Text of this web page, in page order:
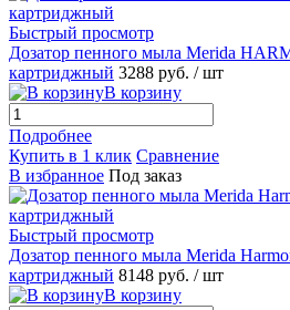
Быстрый просмотр
Дозатор пенного мыла Merida
картриджный 3288 руб. / шт
В корзину
Подробнее
Купить в 1 клик Сравнение
В избранное Под заказ
Быстрый просмотр
Дозатор пенного мыла Merida
картриджный 8148 руб. / шт
В корзину